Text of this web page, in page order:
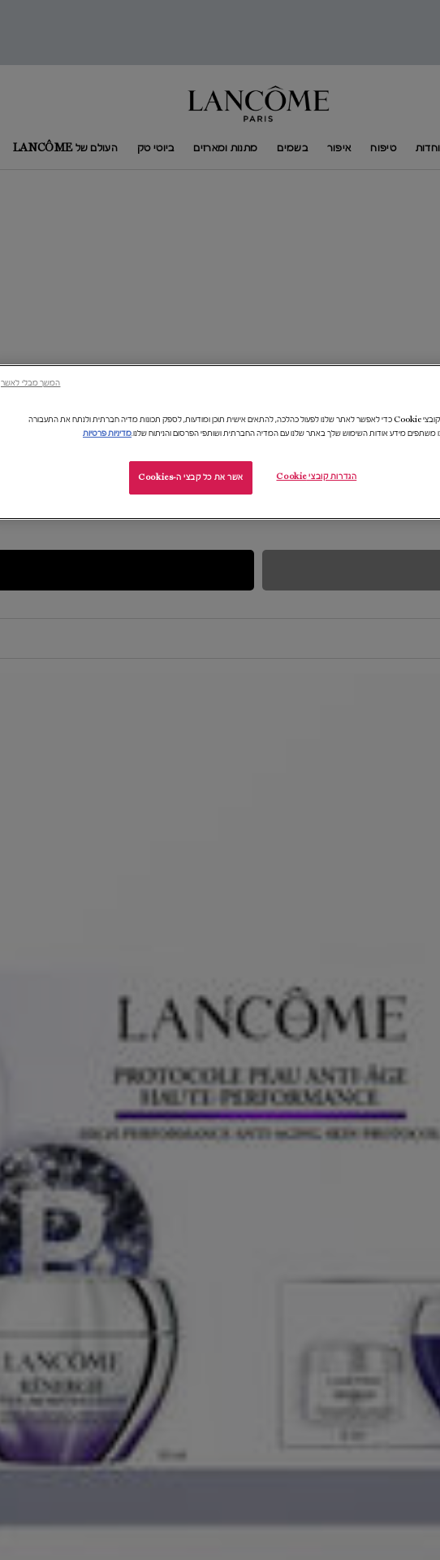
טיפוח איפור בשמים מתנות ומארזים ביוטי טק העולם של​ LANCÔME​
אנו משתמשים בקובצי Cookie כדי לאפשר לאתר שלנו לפעול כהלכה, להתאים אישית תוכן ומודעות, לספק תכונות מדיה חברתית ולנתח את התעבורה
משתפים מידע אודות השימוש שלך באתר שלנו עם המדיה החברתית ושותפי הפרסום והניתוח שלנו.מדיניות פרטיות
הגדרות קובצי Cookie אשר את כל קבצי ה-Cookies
המשך מבלי לאשר